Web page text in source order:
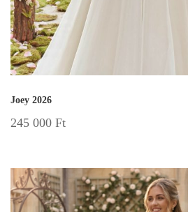
Joey 2026
245 000 Ft